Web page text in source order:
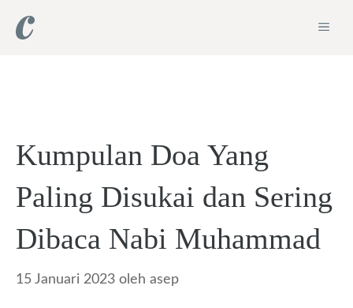
Kumpulan Doa Yang
Paling Disukai dan Sering
Dibaca Nabi Muhammad
15 Januari 2023 oleh asep